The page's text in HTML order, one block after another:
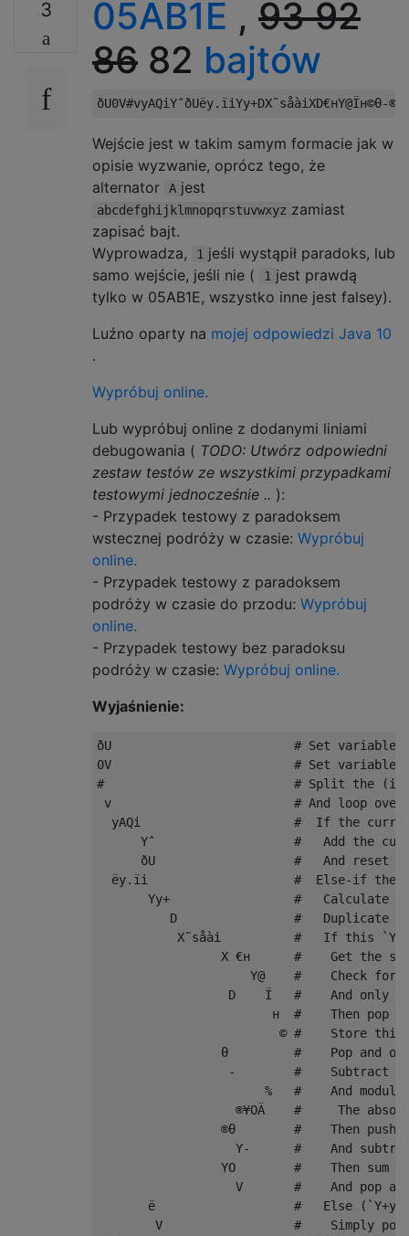
3 05AB1E , 9392
86 82 bajtów
Wejście jest w takim samym formacie jak w
opisie wyzwanie, oprócz tego, że
alternator
A jest
abcdefghijklmnopqrstuvwxyz zamiast
zapisać bajt.
Wyprowadza,
1 jeśli wystąpił paradoks, lub
samo wejście, jeśli nie (
1 jest prawdą
tylko w 05AB1E, wszystko inne jest falsey).
Luźno oparty na mojej odpowiedzi Java 10
.
Wypróbuj online.
Lub wypróbuj online z dodanymi liniami
debugowania ( TODO: Utwórz odpowiedni
zestaw testów ze wszystkimi przypadkami
testowymi jednocześnie .. ):
- Przypadek testowy z paradoksem
wstecznej podróży w czasie: Wypróbuj
online.
- Przypadek testowy z paradoksem
podróży w czasie do przodu: Wypróbuj
online.
- Przypadek testowy bez paradoksu
podróży w czasie: Wypróbuj online.
Wyjaśnienie:
ðU # Set variable
0V
# Set variable
#                          # Split the
v # And loop
  yAQi
#  If the
      Y
ˆ
#   Add the
ðU #   And reset
ëy.ïi #  Else-if the
Yy+
#   Calculate
          D
#   Duplicate
           X
˜såài #   If this
                 X
€н
#    Get the
                     Y@
#    Check for
                  D
Ï
#    And only
н
#    Then pop
© #    Store this
θ
#    Pop and
-
#    Subtract it
%
#    And
®¥OÄ
#     The
®θ
#    Then push
                   Y
-
#    And
                 YO
#    Then sum
                   V
#    And pop
ë
#   Else (`Y+y`
        V
#    Simply pop